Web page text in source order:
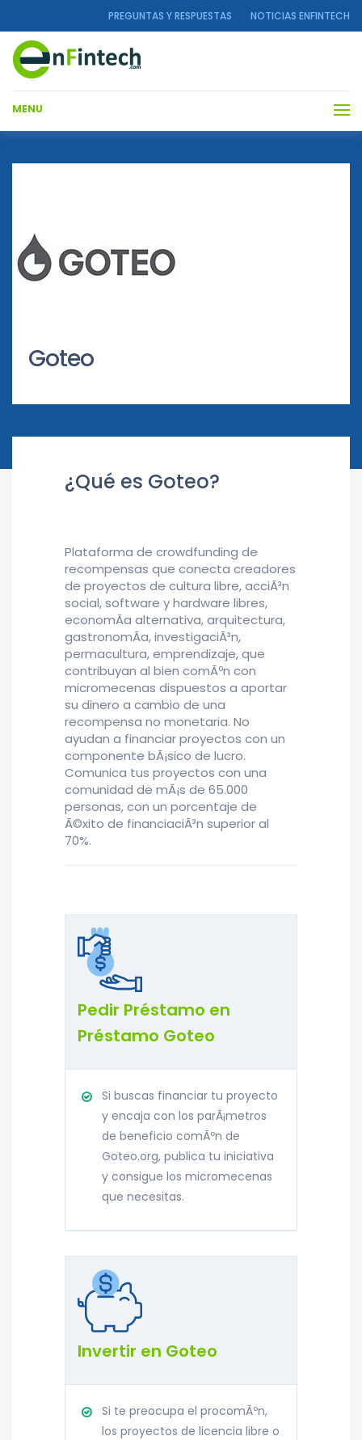
PREGUNTAS Y RESPUESTAS NOTICIAS ENFINTECH
MENU
Goteo
¿Qué es Goteo?
Plataforma de crowdfunding de
recompensas que conecta creadores
de proyectos de cultura libre, acciÃ³n
social, software y hardware libres,
economÃ­a alternativa, arquitectura,
gastronomÃ­a, investigaciÃ³n,
permacultura, emprendizaje, que
contribuyan al bien comÃºn con
micromecenas dispuestos a aportar
su dinero a cambio de una
recompensa no monetaria. No
ayudan a financiar proyectos con un
componente bÃ¡sico de lucro.
Comunica tus proyectos con una
comunidad de mÃ¡s de 65.000
personas, con un porcentaje de
Ã©xito de financiaciÃ³n superior al
70%.
Pedir Préstamo en
Préstamo Goteo
Si buscas financiar tu proyecto
y encaja con los parÃ¡metros
de beneficio comÃºn de
Goteo.org, publica tu iniciativa
y consigue los micromecenas
que necesitas.
Invertir en Goteo
Si te preocupa el procomÃºn,
los proyectos de licencia libre o